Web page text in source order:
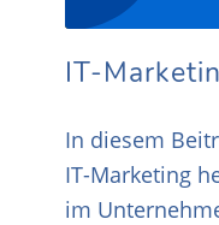
IT-
In diesem
IT-Marketing
im